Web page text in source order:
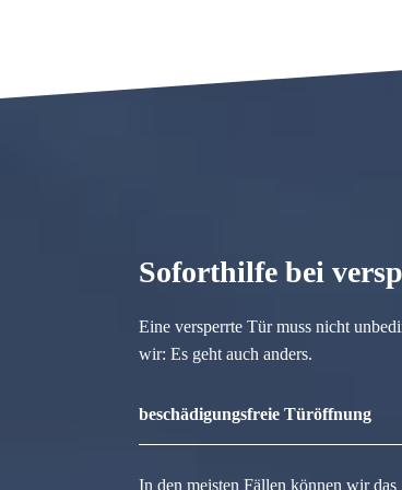
Soforthilfe bei
Eine versperrte Tür muss nicht
wir: Es geht auch anders.
beschädigungsfreie Türöffnung
In den meisten Fällen können wir